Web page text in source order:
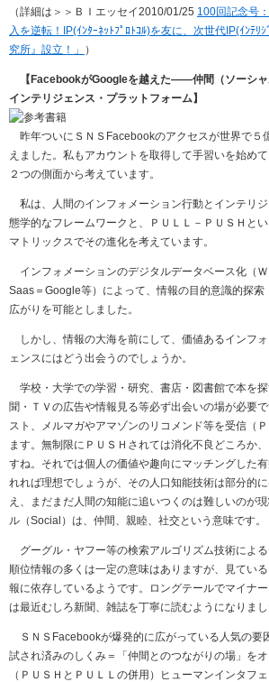
（詳細は＞＞ＢＩエッセイ2010/01/25 100回記念号
入を逆転！IP(ｲﾝﾀｰﾈｯﾄﾌﾟﾛﾄｺﾙ)を友に、次世代IP(ｲﾝﾃﾘ
究所』設立！」
）
【FacebookがGoogleを越えた――仲間（ソーシ
インテリジェンス・プラットフォーム】
昨年ついにＳＮＳFacebookのアクセスが世界で５
えました。私もアカウントを取得して手習いを始め
２つの側面から考えています。
私は、人間のインフォメーション行動とインテリ
態学的なフレームワークと、ＰＵＬＬ－ＰＵＳＨと
マトリックスでその進化を考えています。
インフォメーションのデジタルデータベース化（
Saas＝Google等）によって、情報の目的意識的探索
広がりを可能としました。
しかし、情報の大海を前にして、価値あるインフ
ェンスにはどう出会うのでしょうか。
学校・大学での学習・研究、書店・図書館で本を
聞・ＴＶの広告や情報見る等必ず出会いの場が必要
スト、メルマガやアマゾンのリコメンド等を受信（
ます。無制限にＰＵＳＨされては消化不良どころか
すね。それでは個人の価値や趣向にマッチングした
れれば理想でしょうが、その人口知能技術は部分的
え、まだまだ人間の知能に追いつくのは難しいのが
ル（Social）は、仲間、親睦、社交という意味です。
グーグル・ヤフー等の検索アルゴリズム技術によ
順位情報の多くは一定の意味はありますが、見てい
報に依存しているようです。ロングテールでマイナ
は最近むしろ新聞、雑誌を丁寧に読むようになりまし
ＳＮＳFacebookが爆発的に広がっている人気の要
試され済みのしくみ＝「仲間とのつながりの場」を
（ＰＵＳＨとＰＵＬＬの併用）ヒューマンインタフ